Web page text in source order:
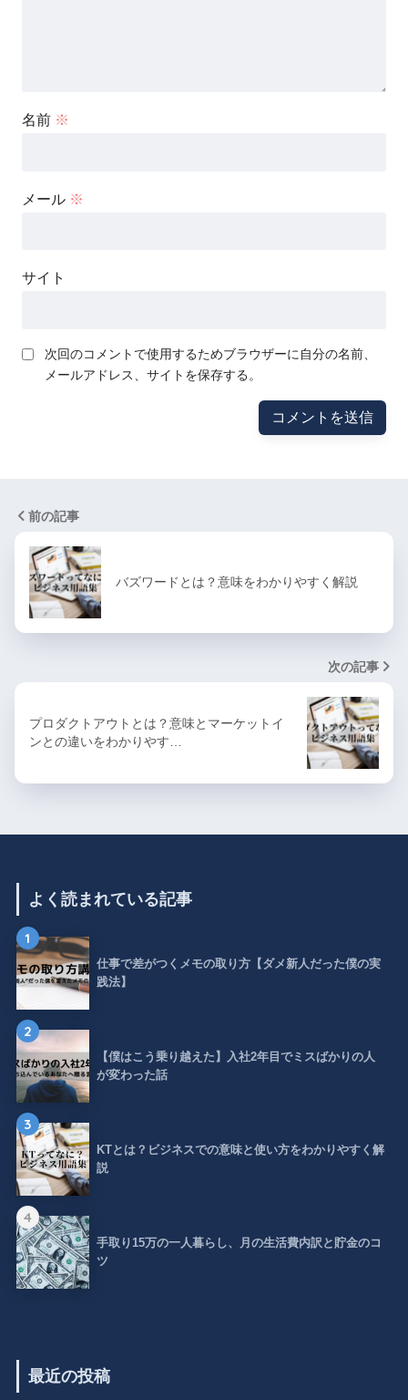
名前 ※
メール ※
サイト
次回のコメントで使用するためブラウザーに自分の名前、
メールアドレス、サイトを保存する。
前の記事
バズワードとは？意味をわかりやすく解説
次の記事
プロダクトアウトとは？意味とマーケットイ
ンとの違いをわかりやす…
よく読まれている記事
1
仕事で差がつくメモの取り方【ダメ新人だった僕の実
践法】
2
【僕はこう乗り越えた】入社2年目でミスばかりの人
が変わった話
3
KTとは？ビジネスでの意味と使い方をわかりやすく解
説
4
手取り15万の一人暮らし、月の生活費内訳と貯金のコ
ツ
最近の投稿